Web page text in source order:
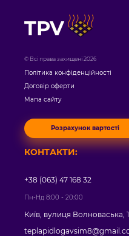
TPV
© Всі права захищені 2026
Політика конфіденційності
Договір оферти
Мапа сайту
Розрахунок вартості
КОНТАКТИ:
+38 (063) 47 168 32
Пн-Нд 8:00 - 20:00
Київ, вулиця Волноваська,